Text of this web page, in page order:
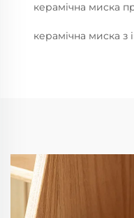
керамічна миска
керамічна миска з